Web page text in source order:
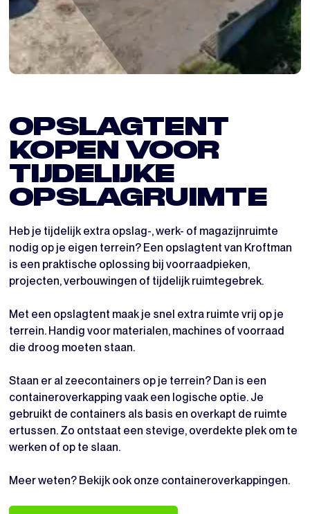
OPSLAGTENT
KOPEN VOOR
TIJDELIJKE
OPSLAGRUIMTE
Heb je tijdelijk extra opslag-, werk- of magazijnruimte
nodig op je eigen terrein? Een opslagtent van Kroftman
is een praktische oplossing bij voorraadpieken,
projecten, verbouwingen of tijdelijk ruimtegebrek.
Met een opslagtent maak je snel extra ruimte vrij op je
terrein. Handig voor materialen, machines of voorraad
die droog moeten staan.
Staan er al zeecontainers op je terrein? Dan is een
containeroverkapping vaak een logische optie. Je
gebruikt de containers als basis en overkapt de ruimte
ertussen. Zo ontstaat een stevige, overdekte plek om te
werken of op te slaan.
Meer weten? Bekijk ook onze containeroverkappingen.